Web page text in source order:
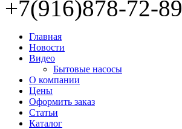
+7(916)878-72-89
Главная
Новости
Видео
Бытовые насосы
О компании
Цены
Оформить заказ
Статьи
Каталог